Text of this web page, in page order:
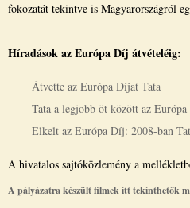
fokozatát tekintve is Magyarországról
Híradások az Európa Díj átvételéig:
Átvette az Európa Díjat Tata
Tata a legjobb öt között az
Elkelt az Európa Díj: 2008-ban
A hivatalos sajtóközlemény a
A pályázatra készült filmek itt tekinthetők